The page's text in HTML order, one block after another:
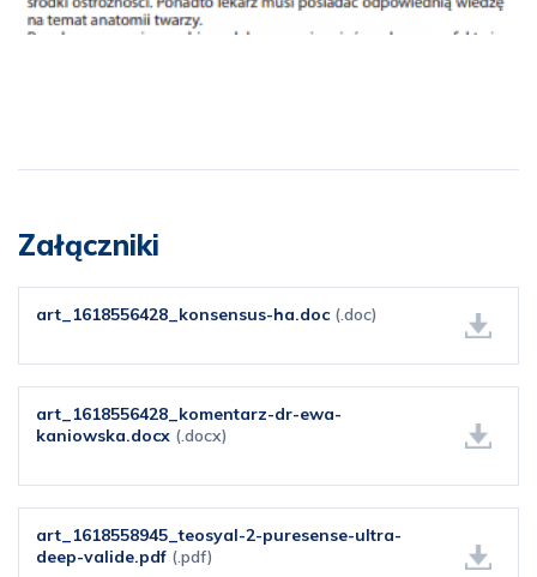
Załączniki
art_1618556428_konsensus-ha.doc(.doc)
art_1618556428_komentarz-dr-ewa-
kaniowska.docx(.docx)
art_1618558945_teosyal-2-puresense-ultra-
deep-valide.pdf(.pdf)